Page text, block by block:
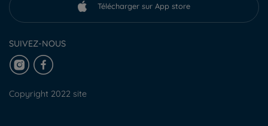
Télécharger sur App store
SUIVEZ-NOUS
Copyright 2022 site